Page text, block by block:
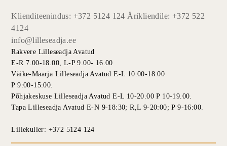
Klienditeenindus: +372 5124 124 Ärikliendile: +372 522
4124
info@lilleseadja.ee
Rakvere Lilleseadja Avatud
E-R 7.00-18.00, L-P 9.00- 16.00
Väike-Maarja Lilleseadja Avatud E-L 10:00-18.00
P 9:00-15:00.
Põhjakeskuse Lilleseadja Avatud E-L 10-20.00 P 10-19.00.
Tapa Lilleseadja Avatud E-N 9-18:30; R,L 9-20:00; P 9-16:00.
Lillekuller: +372 5124 124